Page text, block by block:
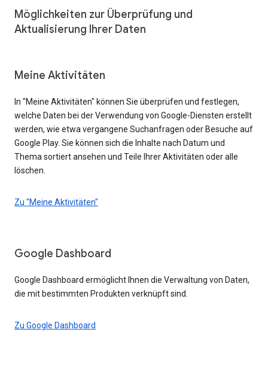
Möglichkeiten zur Überprüfung und
Aktualisierung Ihrer Daten
Meine Aktivitäten
In "Meine Aktivitäten" können Sie überprüfen und festlegen,
welche Daten bei der Verwendung von Google-Diensten erstellt
werden, wie etwa vergangene Suchanfragen oder Besuche auf
Google Play. Sie können sich die Inhalte nach Datum und
Thema sortiert ansehen und Teile Ihrer Aktivitäten oder alle
löschen.
Zu "Meine Aktivitäten"
Google Dashboard
Google Dashboard ermöglicht Ihnen die Verwaltung von Daten,
die mit bestimmten Produkten verknüpft sind.
Zu Google Dashboard